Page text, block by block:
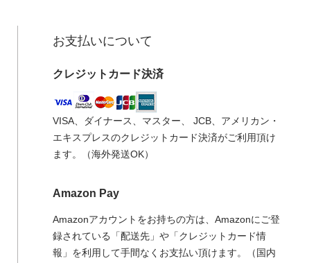
お支払いについて
クレジットカード決済
VISA、ダイナース、マスター、 JCB、アメリカン・
エキスプレスのクレジットカード決済がご利用頂け
ます。（海外発送OK）
Amazon Pay
Amazonアカウントをお持ちの方は、Amazonにご登
録されている「配送先」や「クレジットカード情
報」を利用して手間なくお支払い頂けます。（国内